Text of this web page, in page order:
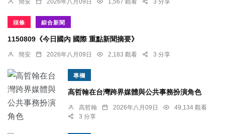
簡安 2026年八月09日 1,567 觀看 3 分享
頭條 綜合新聞
1150809《今日國內 國際 重點新聞摘要》
簡安 2026年八月09日 2,183 觀看 3 分享
專欄
高哲翰在台灣跨界媒體與公共事務扮演角色
高哲翰 2026年八月09日
49,134 觀看
3 分享